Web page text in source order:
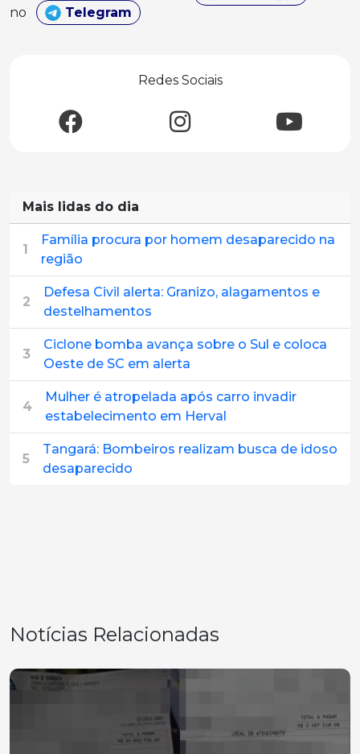
no
Telegram
Redes Sociais
Mais lidas do dia
1
Família procura por homem desaparecido na
região
2
Defesa Civil alerta: Granizo, alagamentos e
destelhamentos
3
Ciclone bomba avança sobre o Sul e coloca
Oeste de SC em alerta
4
Mulher é atropelada após carro invadir
estabelecimento em Herval
5
Tangará: Bombeiros realizam busca de idoso
desaparecido
Notícias Relacionadas